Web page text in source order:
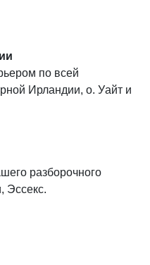
по всей
Ирландии, о. Уайт и
разборочного
Эссекс.